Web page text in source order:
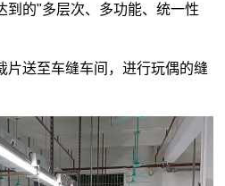
到的"多层次、多功能、统一性
片送至车缝车间，进行玩偶的缝